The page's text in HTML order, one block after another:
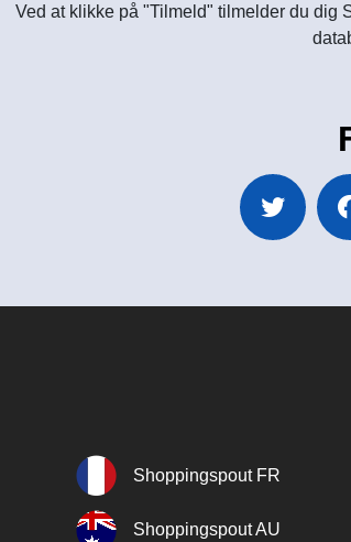
Ved at klikke på "Tilmeld" tilmelder du dig
Shoppingspout FR
Shoppingspout AU